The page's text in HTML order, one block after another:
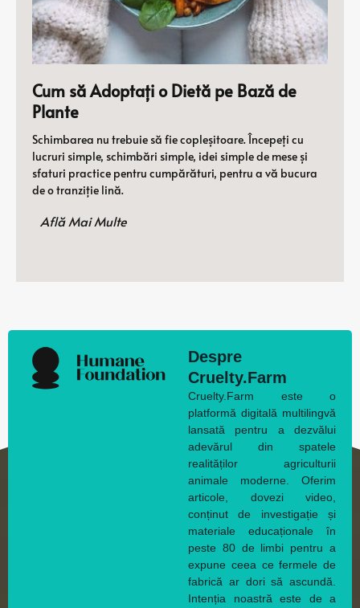
Cum să Adoptați o Dietă pe Bază de
Plante
Schimbarea nu trebuie să fie copleșitoare. Începeți cu
lucruri simple, schimbări simple, idei simple de mese și
sfaturi practice pentru cumpărături, pentru a vă bucura
de o tranziție lină.
Află Mai Multe
Despre
Cruelty.Farm
Cruelty.Farm este o
platformă digitală multilingvă
lansată pentru a dezvălui
adevărul din spatele
realităților agriculturii
animale moderne. Oferim
articole, dovezi video,
conținut de investigație și
materiale educaționale în
peste 80 de limbi pentru a
expune ceea ce fermele de
fabrică ar dori să ascundă.
Intenția noastră este de a